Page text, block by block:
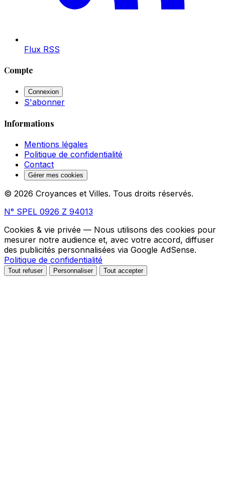
Flux RSS
Compte
Connexion
S'abonner
Informations
Mentions légales
Politique de confidentialité
Contact
Gérer mes cookies
© 2026 Croyances et Villes. Tous droits réservés.
N° SPEL 0926 Z 94013
Cookies & vie privée — Nous utilisons des cookies pour
mesurer notre audience et, avec votre accord, diffuser
des publicités personnalisées via Google AdSense.
Politique de confidentialité
Tout refuser Personnaliser Tout accepter